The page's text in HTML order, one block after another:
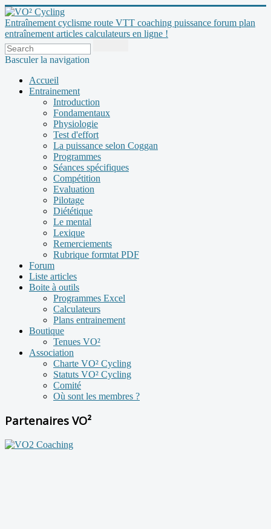
Entraînement cyclisme route VTT coaching puissance forum plan
entraînement articles calculateurs en ligne !
Basculer la navigation
Accueil
Entrainement
Introduction
Fondamentaux
Physiologie
Test d'effort
La puissance selon Coggan
Programmes
Séances spécifiques
Compétition
Evaluation
Pilotage
Diététique
Le mental
Lexique
Remerciements
Rubrique formtat PDF
Forum
Liste articles
Boite à outils
Programmes Excel
Calculateurs
Plans entrainement
Boutique
Tenues VO²
Association
Charte VO² Cycling
Statuts VO² Cycling
Comité
Où sont les membres ?
Partenaires VO²